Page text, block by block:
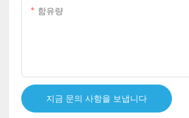
함유량
지금 문의 사항을 보냅니다